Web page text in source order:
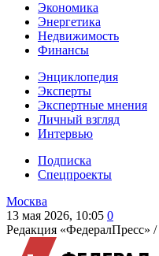
Экономика
Энергетика
Недвижимость
Финансы
Энциклопедия
Эксперты
Экспертные мнения
Личный взгляд
Интервью
Подписка
Спецпроекты
Москва
13 мая 2026, 10:05 0
Редакция «ФедералПресс» /